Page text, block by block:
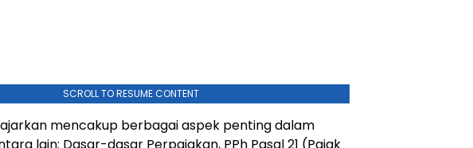
SCROLL TO RESUME CONTENT
mencakup berbagai aspek penting dalam
lain: Dasar-dasar Perpajakan, PPh Pasal 21 (Pajak